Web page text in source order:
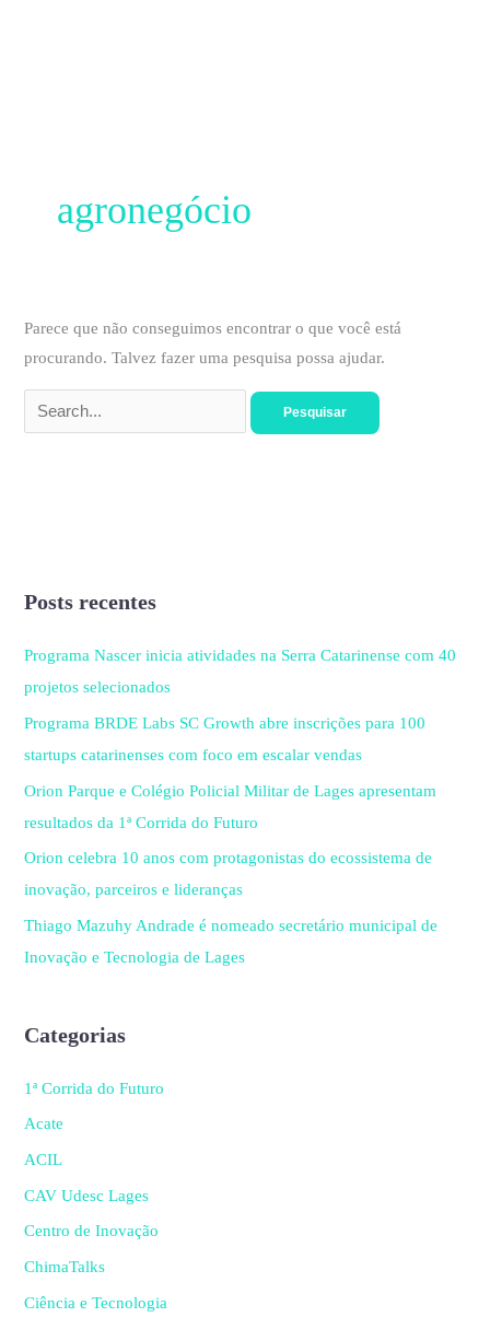
agronegócio
Parece que não conseguimos encontrar o que você está
procurando. Talvez fazer uma pesquisa possa ajudar.
Posts recentes
Programa Nascer inicia atividades na Serra Catarinense com 40
projetos selecionados
Programa BRDE Labs SC Growth abre inscrições para 100
startups catarinenses com foco em escalar vendas
Orion Parque e Colégio Policial Militar de Lages apresentam
resultados da 1ª Corrida do Futuro
Orion celebra 10 anos com protagonistas do ecossistema de
inovação, parceiros e lideranças
Thiago Mazuhy Andrade é nomeado secretário municipal de
Inovação e Tecnologia de Lages
Categorias
1ª Corrida do Futuro
Acate
ACIL
CAV Udesc Lages
Centro de Inovação
ChimaTalks
Ciência e Tecnologia